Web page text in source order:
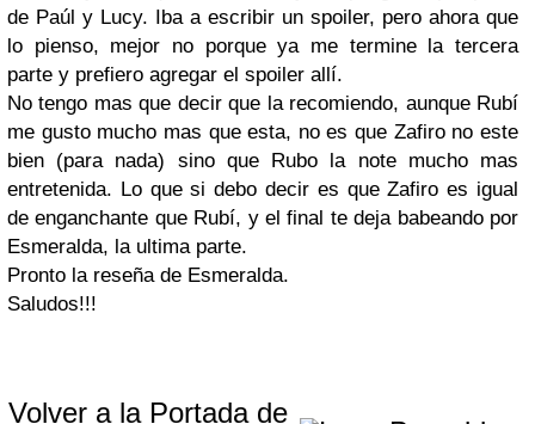
de Paúl y Lucy. Iba a escribir un spoiler, pero ahora que
lo pienso, mejor no porque ya me termine la tercera
parte y prefiero agregar el spoiler allí.
No tengo mas que decir que la recomiendo, aunque Rubí
me gusto mucho mas que esta, no es que Zafiro no este
bien (para nada) sino que Rubo la note mucho mas
entretenida. Lo que si debo decir es que Zafiro es igual
de enganchante que Rubí, y el final te deja babeando por
Esmeralda, la ultima parte.
Pronto la reseña de Esmeralda.
Saludos!!!
Volver a la Portada de